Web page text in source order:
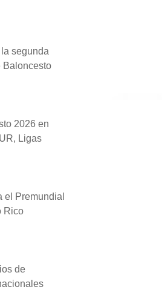
segunda
Baloncesto
2026 en
Ligas
el Premundial
Rico
de